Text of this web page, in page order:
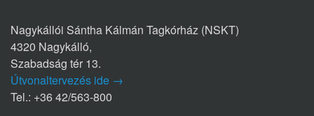
Nagykállói Sántha Kálmán Tagkórház (NSKT)
4320 Nagykálló,
Szabadság tér 13.
Útvonaltervezés ide →
Tel.: +36 42/563-800